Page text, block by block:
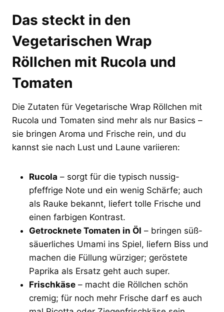
Das steckt in den
Vegetarischen Wrap
Röllchen mit Rucola und
Tomaten
Die Zutaten für Vegetarische Wrap Röllchen mit
Rucola und Tomaten sind mehr als nur Basics –
sie bringen Aroma und Frische rein, und du
kannst sie nach Lust und Laune variieren:
Rucola – sorgt für die typisch nussig-
pfeffrige Note und ein wenig Schärfe; auch
als Rauke bekannt, liefert tolle Frische und
einen farbigen Kontrast.
Getrocknete Tomaten in Öl – bringen süß-
säuerliches Umami ins Spiel, liefern Biss und
machen die Füllung würziger; geröstete
Paprika als Ersatz geht auch super.
Frischkäse – macht die Röllchen schön
cremig; für noch mehr Frische darf es auch